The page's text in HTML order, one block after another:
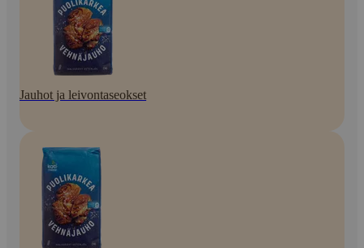
Jauhot ja leivontaseokset